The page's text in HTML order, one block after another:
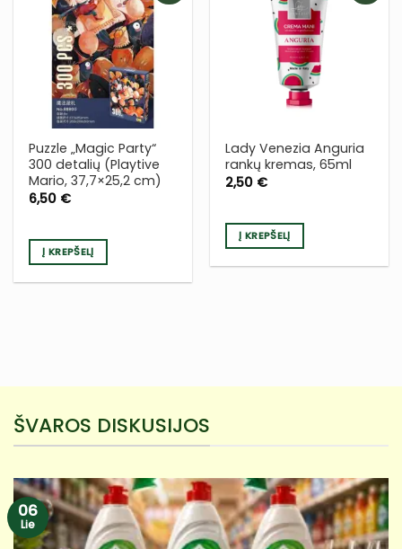
PRIDĖTI
Į NORŲ
SĄRAŠĄ
Puzzle „Magic Party“
300 detalių (Playtive
Mario, 37,7×25,2 cm)
6,50 €
Į KREPŠELĮ
Lady Venezia Anguria
rankų kremas, 65ml
2,50 €
Į KREPŠELĮ
ŠVAROS DISKUSIJOS
06
Lie